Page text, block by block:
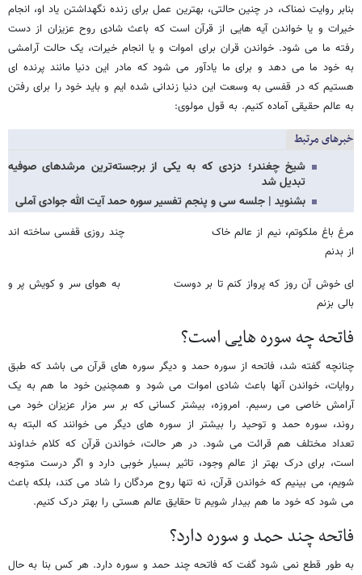
بنابر روایت نمناک، در چنین حالتی، بهترین عمل برای زنده نگهداشتن یاد او، انجام
خیرات و یا خواندن آیه هایی از قرآن است که باعث شادی روح عزیزان از دست
رفته ما می شود. خواندن قران برای اموات و یا انجام خیرات، یک حالت آرامشی
به خود ما می دهد و برای ما یادآور می شود که مادر این دنیا مانند پرنده ای
هستیم که در قفسی به وسعت این دنیا زندانی شده ایم و باید خود را برای رفتن
به عالم حقیقی آماده کنیم. به قول مولوی:
خبرهای مرتبط
شیخ چغندر؛ دزدی که به یکی از برجسته‌ترین مرشدهای صوفیه
تبدیل شد
بشنوید | جلسه سی و پنجم تفسیر سوره حمد آیت الله جوادی آملی
مرغ باغ ملکوتم، نیم از عالم خاک چند روزی قفسی ساخته اند
از بدنم
ای خوش آن روز که پرواز کنم تا بر دوست به هوای سر و کویش پر و
بالی بزنم
فاتحه چه سوره هایی است؟
چنانچه گفته شد، فاتحه از سوره حمد و دیگر سوره های قرآن می باشد که طبق
روایات، خواندن آنها باعث شادی اموات می شود و همچنین خود ما هم به یک
آرامش خاصی می رسیم. امروزه، بیشتر کسانی که بر سر مزار عزیزان خود می
روند، سوره حمد و توحید را بیشتر از سوره های دیگر می خوانند که البته به
تعداد مختلف هم قرائت می شود. در هر حالت، خواندن قرآن که کلام خداوند
است، برای درک بهتر از عالم وجود، تاثیر بسیار خوبی دارد و اگر درست متوجه
شویم، می بینیم که خواندن قرآن، نه تنها روح مردگان را شاد می کند، بلکه باعث
می شود که خود ما هم بیدار شویم تا حقایق عالم هستی را بهتر درک کنیم.
فاتحه چند حمد و سوره دارد؟
به طور قطع نمی شود گفت که فاتحه چند حمد و سوره دارد. هر کس بنا به حال